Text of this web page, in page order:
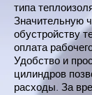
типа
Значительную
обустройству
оплата
Удобство и
цилиндров
расходы. За